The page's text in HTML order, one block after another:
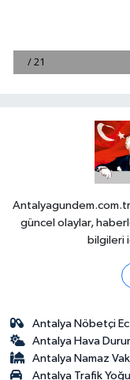
güncel olaylar,
bilgileri
Antalya Nöbetçi
Antalya Hava
Antalya Namaz
Antalya Trafik